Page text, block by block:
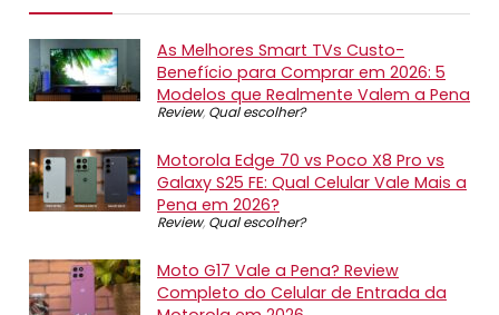
As Melhores Smart TVs Custo-
Benefício para Comprar em 2026: 5
Modelos que Realmente Valem a Pena
Review, Qual escolher?
Motorola Edge 70 vs Poco X8 Pro vs
Galaxy S25 FE: Qual Celular Vale Mais a
Pena em 2026?
Review, Qual escolher?
Moto G17 Vale a Pena? Review
Completo do Celular de Entrada da